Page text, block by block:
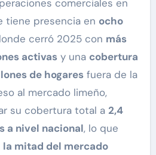
comerciales en
tiene presencia en ocho
cerró 2025 con más
activasy una cobertura
de hogaresfuera de la
al mercado limeño,
su cobertura total a 2,4
a nivel nacional, lo que
la mitad del mercado